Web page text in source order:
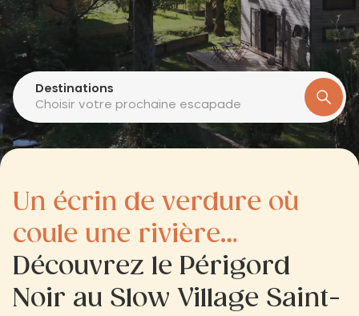
Destinations
Choisir votre prochaine escapade
Un écrin de verdure où
coule une rivière…
Découvrez le Périgord
Noir au Slow Village Saint-